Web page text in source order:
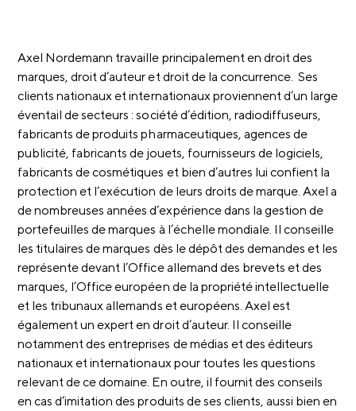
Axel Nordemann travaille principalement en droit des
marques, droit d’auteur et droit de la concurrence. Ses
clients nationaux et internationaux proviennent d’un large
éventail de secteurs : société d’édition, radiodiffuseurs,
fabricants de produits pharmaceutiques, agences de
publicité, fabricants de jouets, fournisseurs de logiciels,
fabricants de cosmétiques et bien d’autres lui confient la
protection et l’exécution de leurs droits de marque. Axel a
de nombreuses années d’expérience dans la gestion de
portefeuilles de marques à l’échelle mondiale. Il conseille
les titulaires de marques dès le dépôt des demandes et les
représente devant l’Office allemand des brevets et des
marques, l’Office européen de la propriété intellectuelle
et les tribunaux allemands et européens. Axel est
également un expert en droit d’auteur. Il conseille
notamment des entreprises de médias et des éditeurs
nationaux et internationaux pour toutes les questions
relevant de ce domaine. En outre, il fournit des conseils
en cas d’imitation des produits de ses clients, aussi bien en